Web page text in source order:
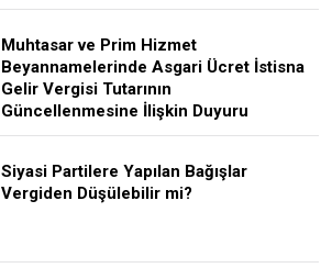
Muhtasar ve Prim Hizmet
Beyannamelerinde Asgari Ücret İstisna
Gelir Vergisi Tutarının
Güncellenmesine İlişkin Duyuru
Siyasi Partilere Yapılan Bağışlar
Vergiden Düşülebilir mi?